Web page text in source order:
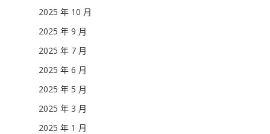
2025 年 10 月
2025 年 9 月
2025 年 7 月
2025 年 6 月
2025 年 5 月
2025 年 3 月
2025 年 1 月